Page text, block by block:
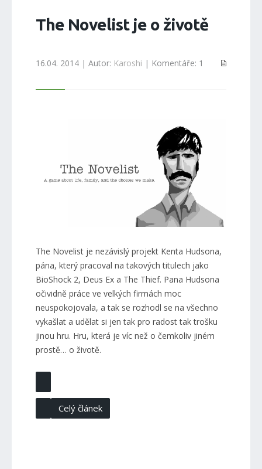
The Novelist je o životě
16.04. 2014 | Autor: Karoshi | Komentáře: 1
The Novelist je nezávislý projekt Kenta Hudsona,
pána, který pracoval na takových titulech jako
BioShock 2, Deus Ex a The Thief. Pana Hudsona
očividně práce ve velkých firmách moc
neuspokojovala, a tak se rozhodl se na všechno
vykašlat a udělat si jen tak pro radost tak trošku
jinou hru. Hru, která je víc než o čemkoliv jiném
prostě… o životě.
Celý článek